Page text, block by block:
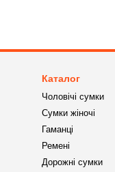
Каталог
Чоловічі сумки
Сумки жіночі
Гаманці
Ремені
Дорожні сумки